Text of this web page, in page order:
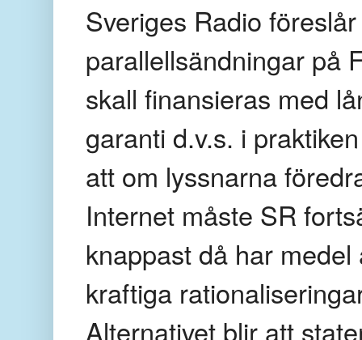
Sveriges Radio
parallellsändningar på
skall finansieras med
garanti d.v.s. i
att om lyssnarna
Internet måste SR f
knappast då har
kraftiga
Alternativet blir att